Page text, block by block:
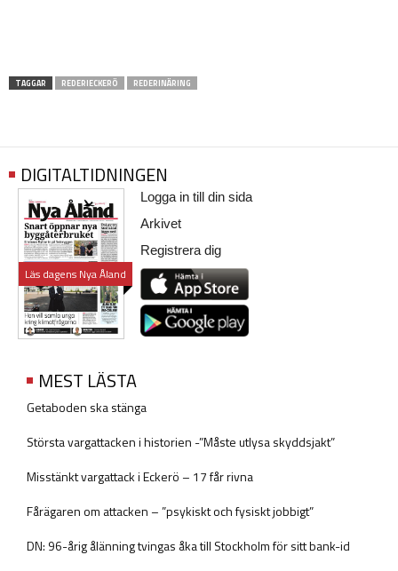
TAGGAR REDERIECKERÖ REDERINÄRING
DIGITALTIDNINGEN
Läs dagens Nya Åland
Logga in till din sida
Arkivet
Registrera dig
MEST LÄSTA
Getaboden ska stänga
Största vargattacken i historien -”Måste utlysa skyddsjakt”
Misstänkt vargattack i Eckerö – 17 får rivna
Fårägaren om attacken – ”psykiskt och fysiskt jobbigt”
DN: 96-årig ålänning tvingas åka till Stockholm för sitt bank-id